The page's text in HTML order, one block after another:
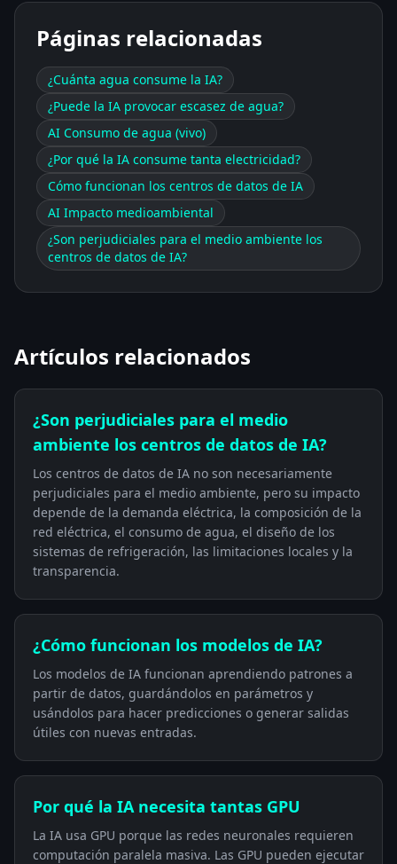
Páginas relacionadas
¿Cuánta agua consume la IA?
¿Puede la IA provocar escasez de agua?
AI Consumo de agua (vivo)
¿Por qué la IA consume tanta electricidad?
Cómo funcionan los centros de datos de IA
AI Impacto medioambiental
¿Son perjudiciales para el medio ambiente los
centros de datos de IA?
Artículos relacionados
¿Son perjudiciales para el medio
ambiente los centros de datos de IA?
Los centros de datos de IA no son necesariamente
perjudiciales para el medio ambiente, pero su impacto
depende de la demanda eléctrica, la composición de la
red eléctrica, el consumo de agua, el diseño de los
sistemas de refrigeración, las limitaciones locales y la
transparencia.
¿Cómo funcionan los modelos de IA?
Los modelos de IA funcionan aprendiendo patrones a
partir de datos, guardándolos en parámetros y
usándolos para hacer predicciones o generar salidas
útiles con nuevas entradas.
Por qué la IA necesita tantas GPU
La IA usa GPU porque las redes neuronales requieren
computación paralela masiva. Las GPU pueden ejecutar